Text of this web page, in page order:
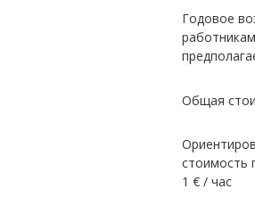
Годовое
Общая
стоимость
1 € / час